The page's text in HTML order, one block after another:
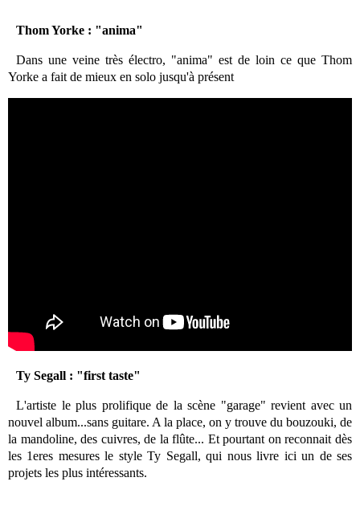
Thom Yorke : "anima"
Dans une veine très électro, "anima" est de loin ce que Thom
Yorke a fait de mieux en solo jusqu'à présent
Ty Segall : "first taste"
L'artiste le plus prolifique de la scène "garage" revient avec un
nouvel album...sans guitare. A la place, on y trouve du bouzouki, de
la mandoline, des cuivres, de la flûte... Et pourtant on reconnait dès
les 1eres mesures le style Ty Segall, qui nous livre ici un de ses
projets les plus intéressants.